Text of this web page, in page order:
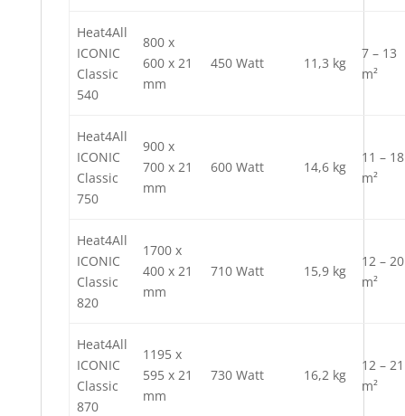
Heat4All
ICONIC
Classic
540
800 x
600 x 21
mm
450 Watt 11,3 kg
7 – 13
m²
Heat4All
ICONIC
Classic
750
900 x
700 x 21
mm
600 Watt 14,6 kg
11 – 18
m²
Heat4All
ICONIC
Classic
820
1700 x
400 x 21
mm
710 Watt 15,9 kg
12 – 20
m²
Heat4All
ICONIC
Classic
870
1195 x
595 x 21
mm
730 Watt 16,2 kg
12 – 21
m²